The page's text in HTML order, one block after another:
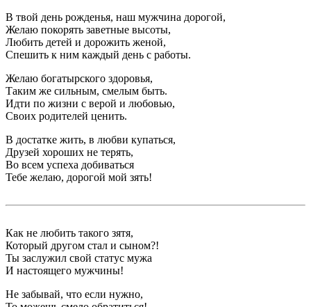
В твой день рожденья, наш мужчина дорогой,
Желаю покорять заветные высоты,
Любить детей и дорожить женой,
Спешить к ним каждый день с работы.
Желаю богатырского здоровья,
Таким же сильным, смелым быть.
Идти по жизни с верой и любовью,
Своих родителей ценить.
В достатке жить, в любви купаться,
Друзей хороших не терять,
Во всем успеха добиваться
Тебе желаю, дорогой мой зять!
Как не любить такого зятя,
Который другом стал и сыном?!
Ты заслужил свой статус мужа
И настоящего мужчины!
Не забывай, что если нужно,